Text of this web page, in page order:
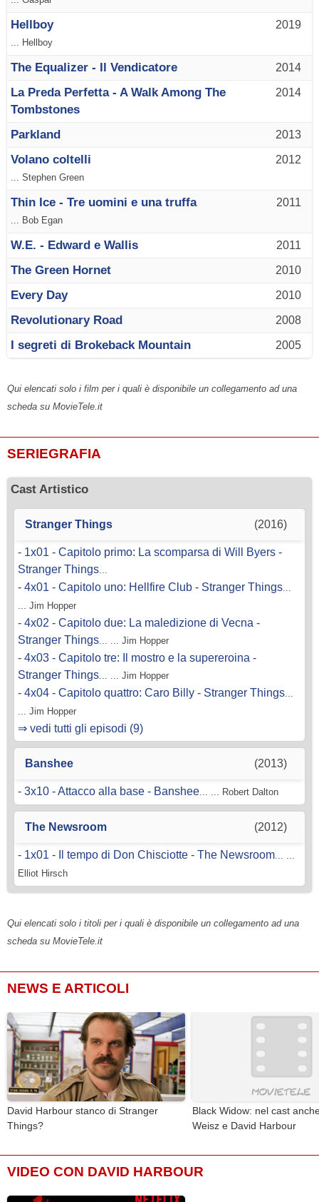
2019
Hellboy
... Hellboy
2014
The Equalizer - Il Vendicatore
2014
La Preda Perfetta - A Walk Among The
Tombstones
2013
Parkland
2012
Volano coltelli
... Stephen Green
2011
Thin Ice - Tre uomini e una truffa
... Bob Egan
2011
W.E. - Edward e Wallis
2010
The Green Hornet
2010
Every Day
2008
Revolutionary Road
2005
I segreti di Brokeback Mountain
Qui elencati solo i film per i quali è disponibile un collegamento ad una
scheda su MovieTele.it
SERIEGRAFIA
Cast Artistico
Stranger Things (2016)
- 1x01 - Capitolo primo: La scomparsa di Will Byers -
Stranger Things
- 4x01 - Capitolo uno: Hellfire Club - Stranger Things
... Jim Hopper
- 4x02 - Capitolo due: La maledizione di Vecna -
Stranger Things ... ... Jim Hopper
- 4x03 - Capitolo tre: Il mostro e la supereroina -
Stranger Things ... ... Jim Hopper
- 4x04 - Capitolo quattro: Caro Billy - Stranger Things
... Jim Hopper
⇒ vedi tutti gli episodi (9)
Banshee (2013)
- 3x10 - Attacco alla base - Banshee ... ... Robert Dalton
The Newsroom (2012)
- 1x01 - Il tempo di Don Chisciotte - The Newsroom
Elliot Hirsch
Qui elencati solo i titoli per i quali è disponibile un collegamento ad una
scheda su MovieTele.it
NEWS E ARTICOLI
David Harbour stanco di Stranger
Things?
Black Widow: nel cast
Weisz e David Harbour
VIDEO CON DAVID HARBOUR